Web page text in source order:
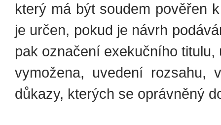
který má být soudem pověřen
je určen, pokud je návrh
pak označení exekučního
vymožena, uvedení rozsahu,
důkazy, kterých se oprávněný